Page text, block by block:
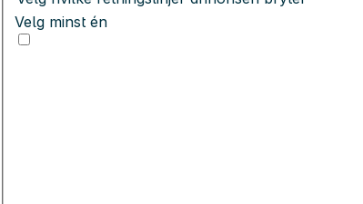
Velg minst én